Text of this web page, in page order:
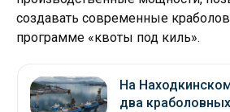
создавать современные
программе «квоты под киль».
На
два